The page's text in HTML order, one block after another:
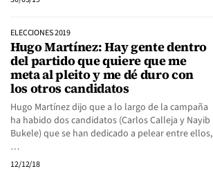
ELECCIONES 2019
Hugo Martínez: Hay gente dentro
del partido que quiere que me
meta al pleito y me dé duro con
los otros candidatos
Hugo Martínez dijo que a lo largo de la campaña
ha habido dos candidatos (Carlos Calleja y Nayib
Bukele) que se han dedicado a pelear entre ellos,
…
12/12/18